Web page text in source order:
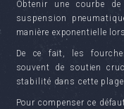
Obtenir une courbe
suspension
manière exponentielle
De ce fait, les
souvent de soutien
stabilité dans cette
Pour compenser ce